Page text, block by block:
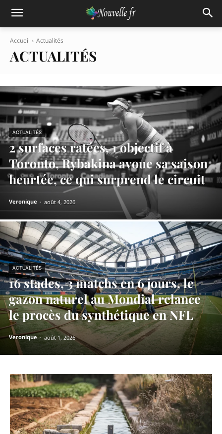
Accueil Actualités
ACTUALITÉS
ACTUALITÉS
2 surfaces ratées, 1 objectif à
Toronto, Rybakina avoue sa saison
heurtée, ce qui surprend le circuit
Veronique - août 4, 2026
ACTUALITÉS
16 stades, 3 matchs en 6 jours, le
gazon naturel au Mondial relance
le procès du synthétique en NFL
Veronique - août 1, 2026